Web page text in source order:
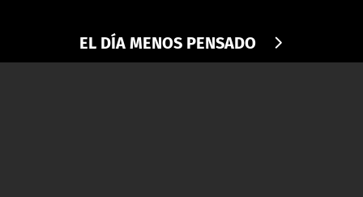
TELESERIESEL DÍA MENOS PENSADO